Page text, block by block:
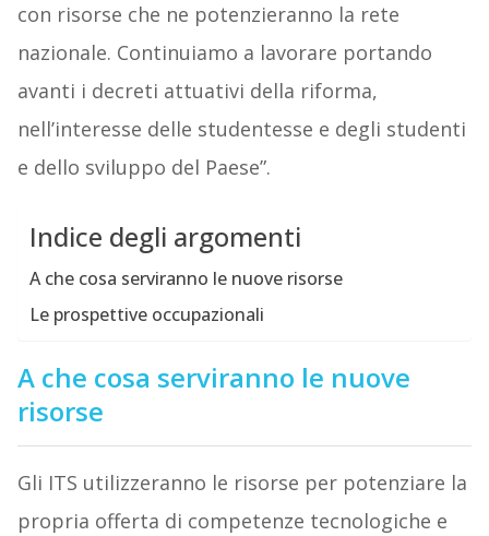
con risorse che ne potenzieranno la rete
nazionale. Continuiamo a lavorare portando
avanti i decreti attuativi della riforma,
nell’interesse delle studentesse e degli studenti
e dello sviluppo del Paese”.
Indice degli argomenti
A che cosa serviranno le nuove risorse
Le prospettive occupazionali
A che cosa serviranno le nuove
risorse
Gli ITS utilizzeranno le risorse per potenziare la
propria offerta di competenze tecnologiche e